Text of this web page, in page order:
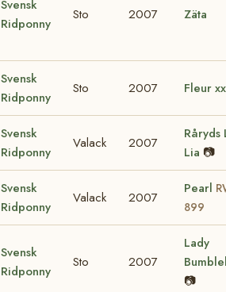
Svensk
Ridponny
Sto 2007 Zäta
Svensk
Ridponny
Sto 2007 Fleur xx
Svensk
Ridponny
Valack 2007
Råryds
Lia 📷
Svensk
Ridponny
Valack 2007
Pearl
899
Svensk
Ridponny
Sto 2007
Lady
📷